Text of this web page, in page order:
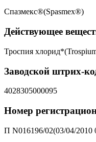
Спазмекс®(Spasmex®)
Действующее
Троспия
Заводской штрих-
4028305000095
Номер
П N016196/02(03/04/2010